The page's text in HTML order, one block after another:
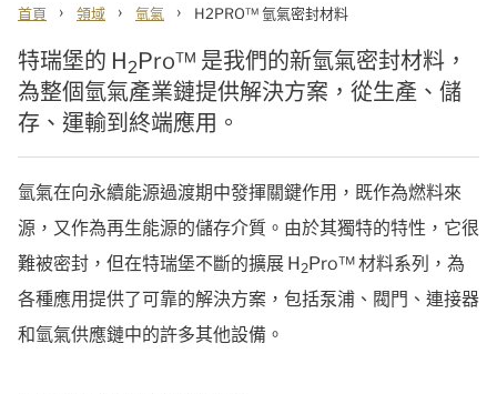
首頁 › 領域 › 氫氣 › H2PRO™ 氫氣密封材料
特瑞堡的 H2Pro™ 是我們的新氫氣密封材料，
為整個氫氣產業鏈提供解決方案，從生產、儲
存、運輸到終端應用。
氫氣在向永續能源過渡期中發揮關鍵作用，既作為燃料來
源，又作為再生能源的儲存介質。由於其獨特的特性，它很
難被密封，但在特瑞堡不斷的擴展 H2Pro™ 材料系列，為
各種應用提供了可靠的解決方案，包括泵浦、閥門、連接器
和氫氣供應鏈中的許多其他設備。